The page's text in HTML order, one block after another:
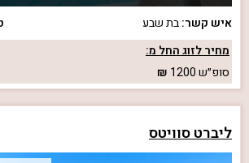
איש קשר:בת שבע
מחיר לזוג החל מ:
סופ״ש1200
ליברט סוויטס